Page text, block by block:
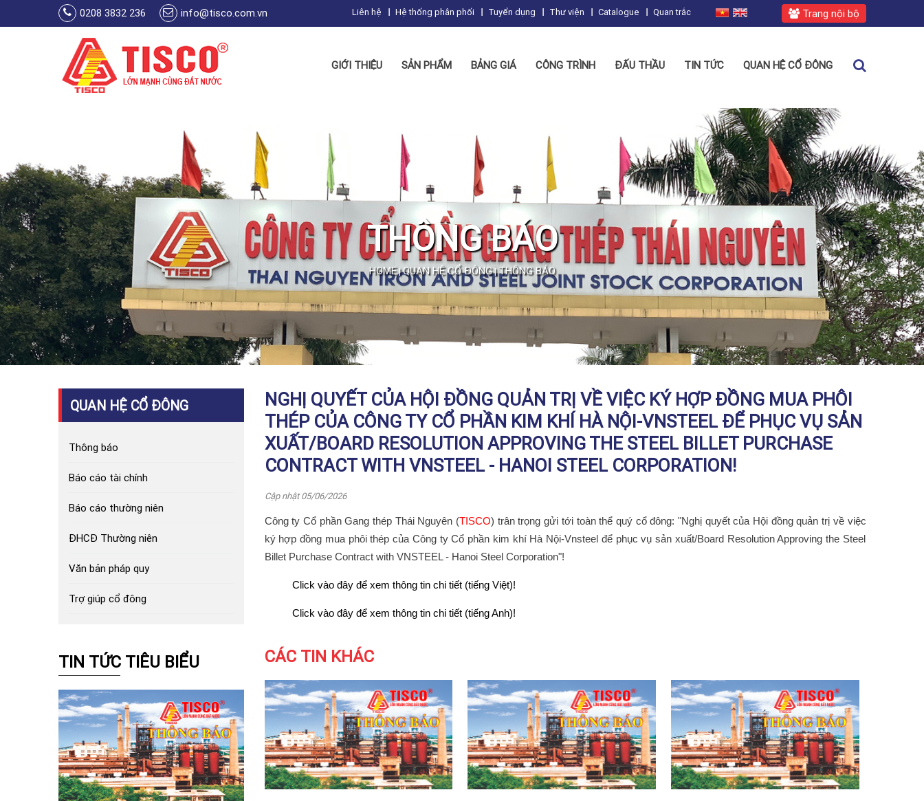
Skip to main content
0208 3832 236 info@tisco.com.vn Trang nội bộ
Liên hệ Hệ thống phân phối Tuyển dụng Thư viện Catalogue Quan trắc
GIỚI THIỆU SẢN PHẨM BẢNG GIÁ CÔNG TRÌNH ĐẤU THẦU TIN TỨC QUAN HỆ CỔ ĐÔNG
THÔNG BÁO
You are here
HOME|QUAN HỆ CỔ ĐÔNG|THÔNG BÁO
QUAN HỆ CỔ ĐÔNG
Thông báo
Báo cáo tài chính
Báo cáo thường niên
ĐHCĐ Thường niên
Văn bản pháp quy
Trợ giúp cổ đông
TIN TỨC TIÊU BIỂU
NGHỊ QUYẾT CỦA HỘI ĐỒNG QUẢN TRỊ VỀ VIỆC KÝ HỢP ĐỒNG MUA PHÔI
THÉP CỦA CÔNG TY CỔ PHẦN KIM KHÍ HÀ NỘI-VNSTEEL ĐỂ PHỤC VỤ SẢN
XUẤT/BOARD RESOLUTION APPROVING THE STEEL BILLET PURCHASE
CONTRACT WITH VNSTEEL - HANOI STEEL CORPORATION!
Cập nhật 05/06/2026
Công ty Cổ phần Gang thép Thái Nguyên (TISCO) trân trọng gửi tới toàn thể quý cổ đông: "Nghị quyếtcủa Hội đồng quản trị về việc
ký hợp đồng mua phôi thép của Công ty Cổ phần kim khí Hà Nội-Vnsteel để phục vụ sản xuất/Board Resolution Approving the Steel
Billet Purchase Contract with VNSTEEL - Hanoi Steel Corporation"!
Click vào đây để xem thông tin chi tiết (tiếng Việt)!
Click vào đây để xem thông tin chi tiết (tiếng Anh)!
CÁC TIN KHÁC